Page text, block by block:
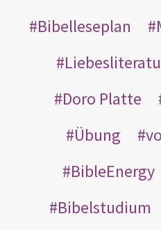
Bibelleseplan
Doro Platte
Übung
BibleEnergy
Bibelstudium